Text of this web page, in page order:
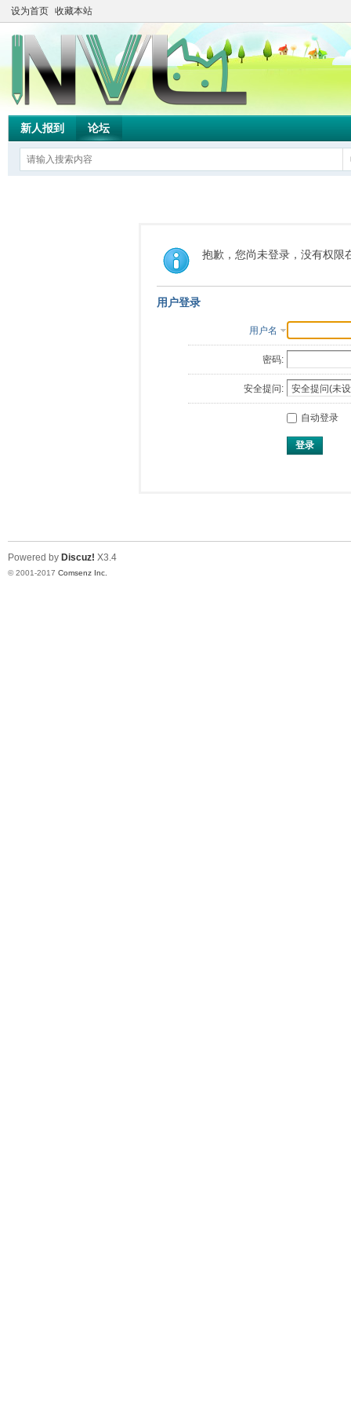
设为首页 收藏本站
新人报到 论坛
抱歉，您尚未登录，没有权限
用户登录
用户名
密码:
安全提问:
自动登录
登录
Powered by Discuz! X3.4
© 2001-2017 Comsenz Inc.